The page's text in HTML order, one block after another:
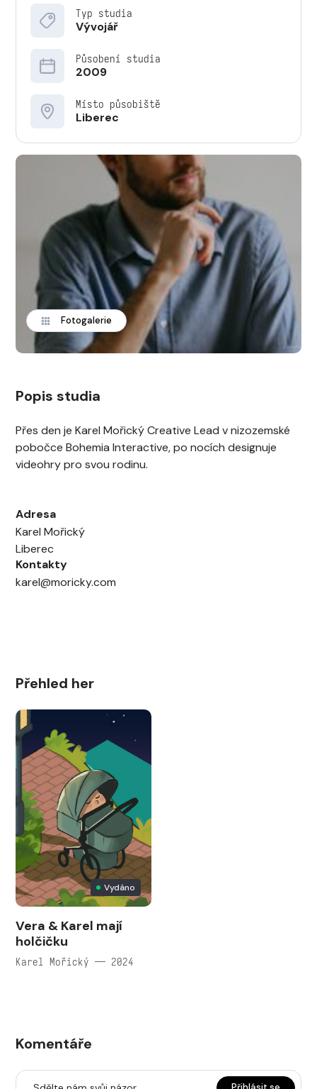
Typ studia
Vývojář
Působení studia
2009
Místo působiště
Liberec
Fotogalerie
Popis studia
Přes den je Karel Mořický Creative Lead v nizozemské
pobočce Bohemia Interactive, po nocích designuje
videohry pro svou rodinu.
Adresa
Karel Mořický
Liberec
Kontakty
karel@moricky.com
Přehled her
Vydáno
Vera & Karel mají
holčičku
Karel Mořický — 2024
Komentáře